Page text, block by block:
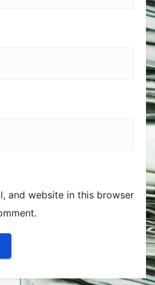
and website in this browser